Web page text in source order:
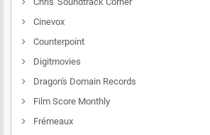
Cinevox
Counterpoint
Digitmovies
Dragon's Domain Records
Film Score Monthly
Frémeaux